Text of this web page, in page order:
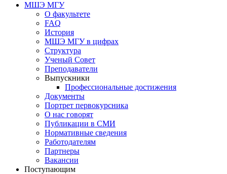
МШЭ МГУ
О факультете
FAQ
История
МШЭ МГУ в цифрах
Структура
Ученый Совет
Преподаватели
Выпускники
Профессиональные достижения
Документы
Портрет первокурсника
О нас говорят
Публикации в СМИ
Нормативные сведения
Работодателям
Партнеры
Вакансии
Поступающим